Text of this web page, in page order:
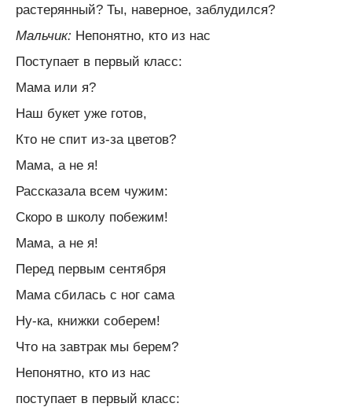
растерянный? Ты, наверное, заблудился?
Мальчик: Непонятно, кто из нас
Поступает в первый класс:
Мама или я?
Наш букет уже готов,
Кто не спит из-за цветов?
Мама, а не я!
Рассказала всем чужим:
Скоро в школу побежим!
Мама, а не я!
Перед первым сентября
Мама сбилась с ног сама
Ну-ка, книжки соберем!
Что на завтрак мы берем?
Непонятно, кто из нас
поступает в первый класс: